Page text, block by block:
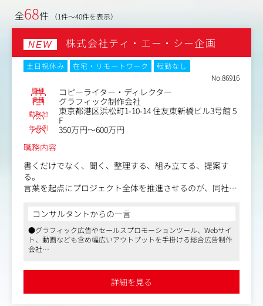
全68件 （1件～40件を表示）
NEW 株式会社ティ・エー・シー企画
土日祝休み 在宅・リモートワーク
転勤なし
No.86916
職種 コピーライター・ディレクター
業種 グラフィック制作会社
勤務地
東京都港区浜松町1-10-14 住友東新橋ビル3号館 5
F
年収例
350万円～600万円
職務内容
書くだけでなく、聞く、整理する、組み立てる、提案す
る。
言葉を起点にプロジェクト全体を推進させるのが、同社の
①課題整理から企画構成・コピーライティングまで一貫し
て担当
クライアントとの対話を通じて、課題や目指す方向性を整
理するところから関わります。表層的な要望をそのまま出
ーションをプランニング。コンセプトやコピー、構成を設
コンサルタントからの一言
●グラフィック広告やセールスプロモーションツール、Webサイ
ト、動画なども含め幅広いアウトプットを手掛ける総合広告制作
会社
ル、商業施設から官公庁まで多岐にわたります
●マスメディアンとのお取引歴が長く、ご成約実績も複数あり。
ご不明点などございましたらご相談ください
詳細を見る